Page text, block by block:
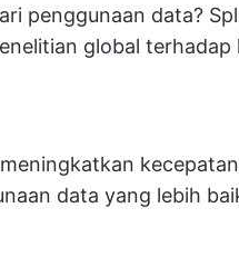
penggunaan data?
global
data yang lebih